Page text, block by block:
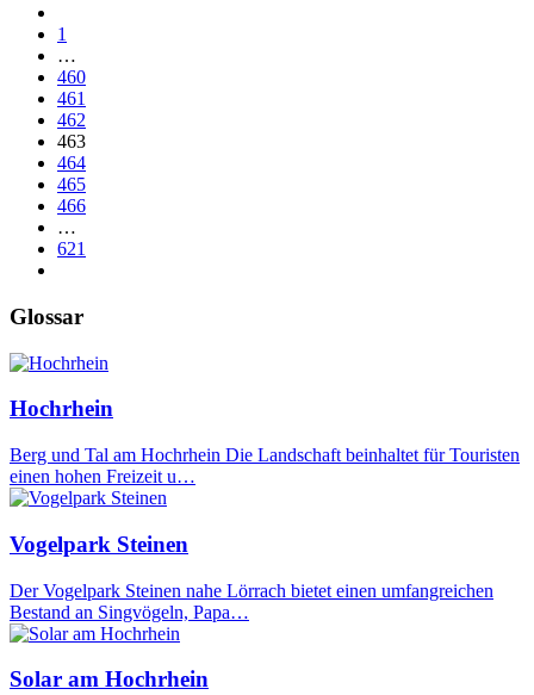
1
…
460
461
462
463
464
465
466
…
621
Glossar
Hochrhein
Berg und Tal am Hochrhein Die Landschaft beinhaltet für Touristen
einen hohen Freizeit u…
Vogelpark Steinen
Der Vogelpark Steinen nahe Lörrach bietet einen umfangreichen
Bestand an Singvögeln, Papa…
Solar am Hochrhein